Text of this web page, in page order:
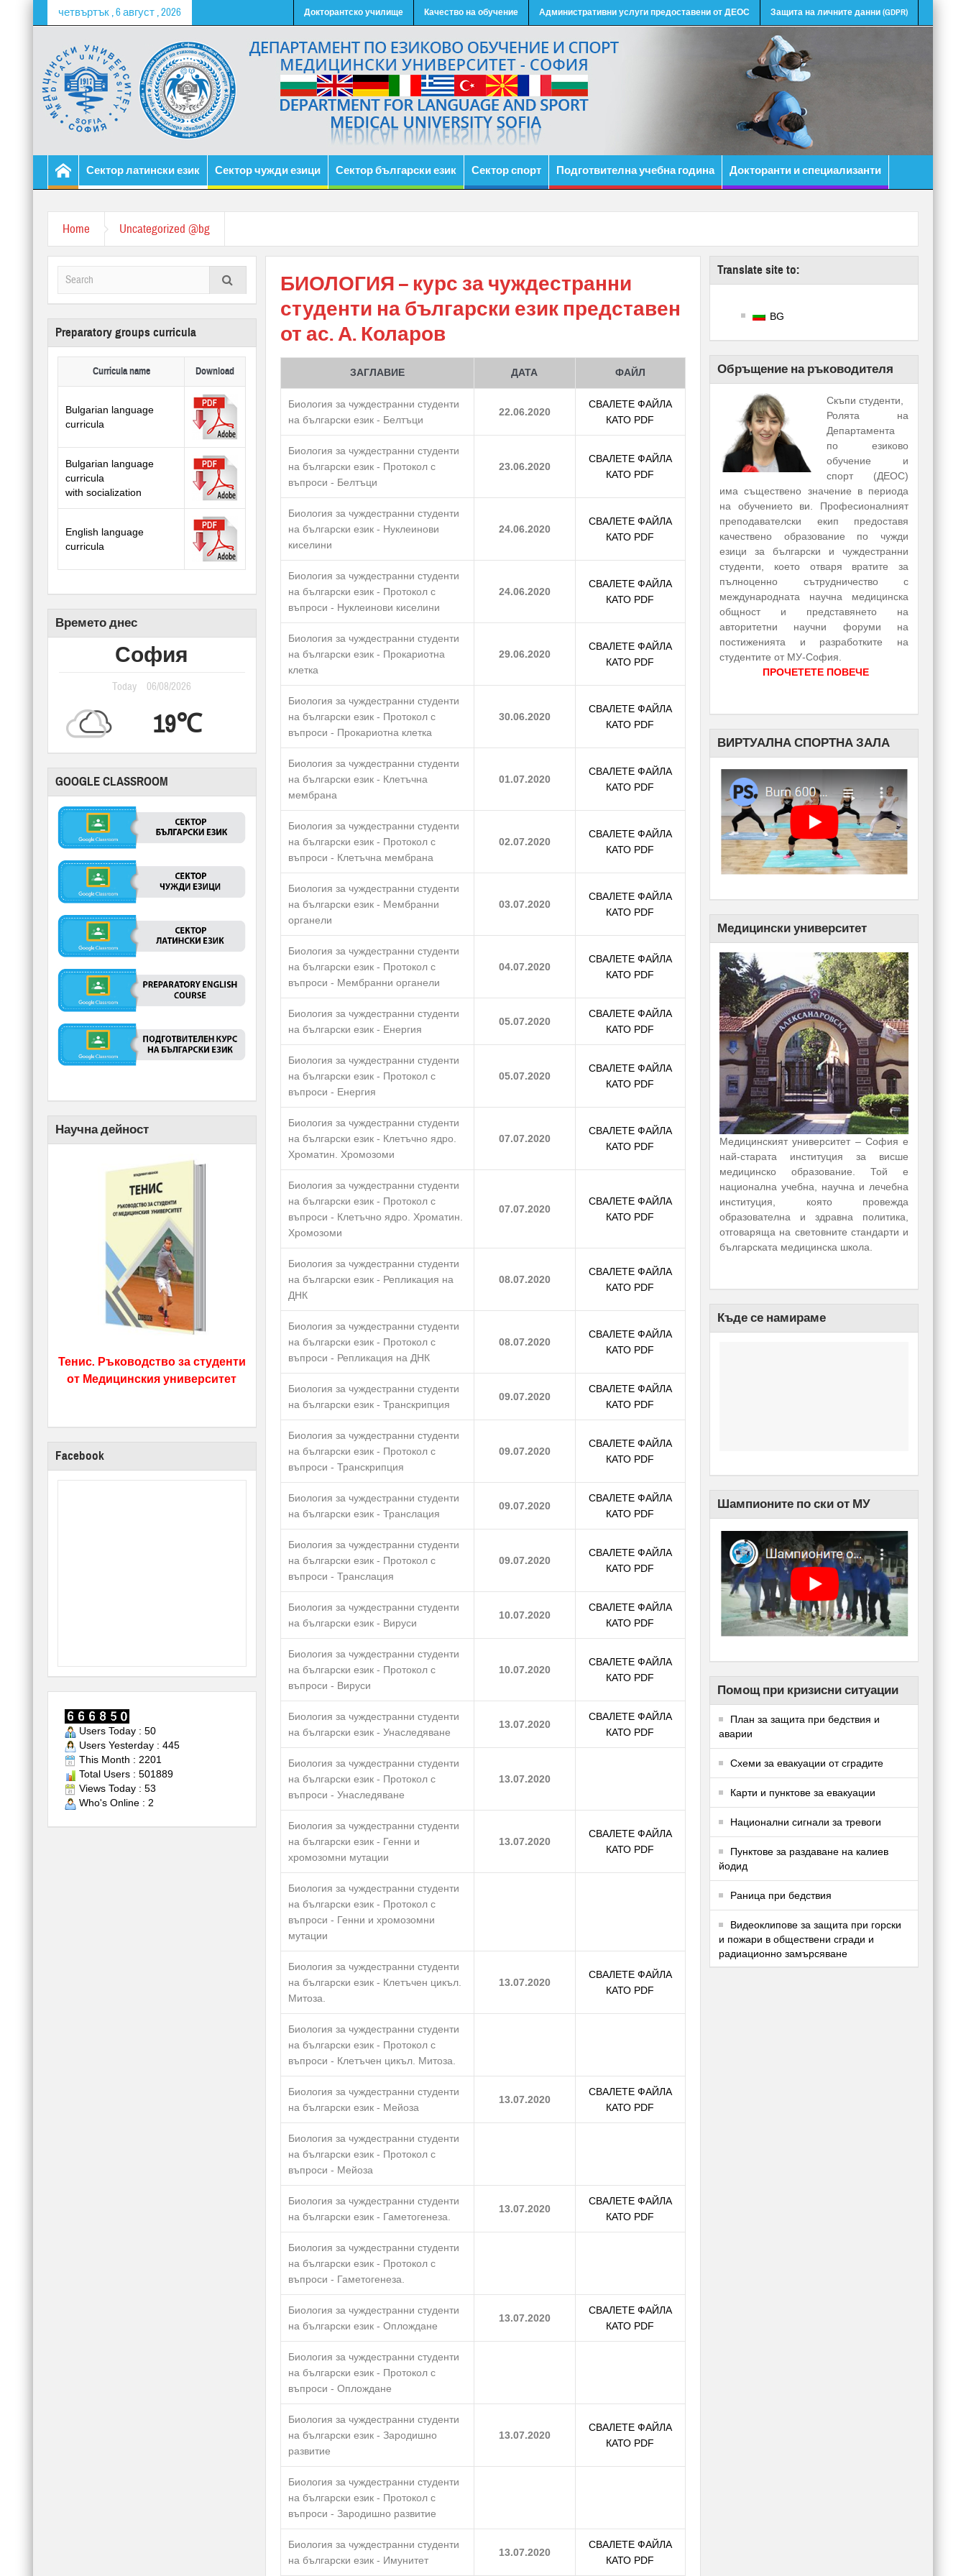
четвъртък , 6 август , 2026 Докторантско училище Качество на обучение Административни услуги предоставени от ДЕОС Защита на личните данни (GDPR)
Сектор латински език Сектор чужди езици Сектор български език Сектор спорт Подготвителна учебна година Докторанти и специализанти
Home Uncategorized @bg
Preparatory groups curricula
Curricula name Download
Bulgarian language
curricula
Bulgarian language
curricula
with socialization
English language
curricula
Времето днес
София
Today 06/08/2026
19℃
GOOGLE CLASSROOM
Научна дейност
Тенис. Ръководство за студенти
от Медицинския университет
Facebook
Users Today : 50
Users Yesterday : 445
This Month : 2201
Total Users : 501889
Views Today : 53
Who's Online : 2
БИОЛОГИЯ – курс за чуждестранни
студенти на български език представен
от ас. А. Коларов
ЗАГЛАВИЕ ДАТА ФАЙЛ
Биология за чуждестранни студенти
на български език - Белтъци
22.06.2020
СВАЛЕТЕ ФАЙЛА
КАТО PDF
Биология за чуждестранни студенти
на български език - Протокол с
въпроси - Белтъци
23.06.2020
СВАЛЕТЕ ФАЙЛА
КАТО PDF
Биология за чуждестранни студенти
на български език - Нуклеинови
киселини
24.06.2020
СВАЛЕТЕ ФАЙЛА
КАТО PDF
Биология за чуждестранни студенти
на български език - Протокол с
въпроси - Нуклеинови киселини
24.06.2020
СВАЛЕТЕ ФАЙЛА
КАТО PDF
Биология за чуждестранни студенти
на български език - Прокариотна
клетка
29.06.2020
СВАЛЕТЕ ФАЙЛА
КАТО PDF
Биология за чуждестранни студенти
на български език - Протокол с
въпроси - Прокариотна клетка
30.06.2020
СВАЛЕТЕ ФАЙЛА
КАТО PDF
Биология за чуждестранни студенти
на български език - Клетъчна
мембрана
01.07.2020
СВАЛЕТЕ ФАЙЛА
КАТО PDF
Биология за чуждестранни студенти
на български език - Протокол с
въпроси - Клетъчна мембрана
02.07.2020
СВАЛЕТЕ ФАЙЛА
КАТО PDF
Биология за чуждестранни студенти
на български език - Мембранни
органели
03.07.2020
СВАЛЕТЕ ФАЙЛА
КАТО PDF
Биология за чуждестранни студенти
на български език - Протокол с
въпроси - Мембранни органели
04.07.2020
СВАЛЕТЕ ФАЙЛА
КАТО PDF
Биология за чуждестранни студенти
на български език - Енергия
05.07.2020
СВАЛЕТЕ ФАЙЛА
КАТО PDF
Биология за чуждестранни студенти
на български език - Протокол с
въпроси - Енергия
05.07.2020
СВАЛЕТЕ ФАЙЛА
КАТО PDF
Биология за чуждестранни студенти
на български език - Клетъчно ядро.
Хроматин. Хромозоми
07.07.2020
СВАЛЕТЕ ФАЙЛА
КАТО PDF
Биология за чуждестранни студенти
на български език - Протокол с
въпроси - Клетъчно ядро. Хроматин.
Хромозоми
07.07.2020
СВАЛЕТЕ ФАЙЛА
КАТО PDF
Биология за чуждестранни студенти
на български език - Репликация на
ДНК
08.07.2020
СВАЛЕТЕ ФАЙЛА
КАТО PDF
Биология за чуждестранни студенти
на български език - Протокол с
въпроси - Репликация на ДНК
08.07.2020
СВАЛЕТЕ ФАЙЛА
КАТО PDF
Биология за чуждестранни студенти
на български език - Транскрипция
09.07.2020
СВАЛЕТЕ ФАЙЛА
КАТО PDF
Биология за чуждестранни студенти
на български език - Протокол с
въпроси - Транскрипция
09.07.2020
СВАЛЕТЕ ФАЙЛА
КАТО PDF
Биология за чуждестранни студенти
на български език - Транслация
09.07.2020
СВАЛЕТЕ ФАЙЛА
КАТО PDF
Биология за чуждестранни студенти
на български език - Протокол с
въпроси - Транслация
09.07.2020
СВАЛЕТЕ ФАЙЛА
КАТО PDF
Биология за чуждестранни студенти
на български език - Вируси
10.07.2020
СВАЛЕТЕ ФАЙЛА
КАТО PDF
Биология за чуждестранни студенти
на български език - Протокол с
въпроси - Вируси
10.07.2020
СВАЛЕТЕ ФАЙЛА
КАТО PDF
Биология за чуждестранни студенти
на български език - Унаследяване
13.07.2020
СВАЛЕТЕ ФАЙЛА
КАТО PDF
Биология за чуждестранни студенти
на български език - Протокол с
въпроси - Унаследяване
13.07.2020
Биология за чуждестранни студенти
на български език - Генни и
хромозомни мутации
13.07.2020
СВАЛЕТЕ ФАЙЛА
КАТО PDF
Биология за чуждестранни студенти
на български език - Протокол с
въпроси - Генни и хромозомни
мутации
Биология за чуждестранни студенти
на български език - Клетъчен цикъл.
Митоза.
13.07.2020
СВАЛЕТЕ ФАЙЛА
КАТО PDF
Биология за чуждестранни студенти
на български език - Протокол с
въпроси - Клетъчен цикъл. Митоза.
Биология за чуждестранни студенти
на български език - Мейоза
13.07.2020
СВАЛЕТЕ ФАЙЛА
КАТО PDF
Биология за чуждестранни студенти
на български език - Протокол с
въпроси - Мейоза
Биология за чуждестранни студенти
на български език - Гаметогенеза.
13.07.2020
СВАЛЕТЕ ФАЙЛА
КАТО PDF
Биология за чуждестранни студенти
на български език - Протокол с
въпроси - Гаметогенеза.
Биология за чуждестранни студенти
на български език - Оплождане
13.07.2020
СВАЛЕТЕ ФАЙЛА
КАТО PDF
Биология за чуждестранни студенти
на български език - Протокол с
въпроси - Оплождане
Биология за чуждестранни студенти
на български език - Зародишно
развитие
13.07.2020
СВАЛЕТЕ ФАЙЛА
КАТО PDF
Биология за чуждестранни студенти
на български език - Протокол с
въпроси - Зародишно развитие
Биология за чуждестранни студенти
на български език - Имунитет
13.07.2020
СВАЛЕТЕ ФАЙЛА
КАТО PDF
Translate site to:
BG
Обръщение на ръководителя
Скъпи студенти,
Ролята на
Департамента
по езиково
обучение и
спорт (ДЕОС)
има съществено значение в периода
на обучението ви. Професионалният
преподавателски екип предоставя
качествено образование по чужди
езици за български и чуждестранни
студенти, което отваря вратите за
пълноценно сътрудничество с
международната научна медицинска
общност и представянето на
авторитетни научни форуми на
постиженията и разработките на
студентите от МУ-София.
ПРОЧЕТЕТЕ ПОВЕЧЕ
ВИРТУАЛНА СПОРТНА ЗАЛА
Медицински университет
Медицинският университет – София е
най-старата институция за висше
медицинско образование. Той е
национална учебна, научна и лечебна
институция, която провежда
образователна и здравна политика,
отговаряща на световните стандарти и
българската медицинска школа.
Къде се намираме
Шампионите по ски от МУ
Помощ при кризисни ситуации
План за защита при бедствия и
аварии
Схеми за евакуации от сградите
Карти и пунктове за евакуации
Национални сигнали за тревоги
Пунктове за раздаване на калиев
йодид
Раница при бедствия
Видеоклипове за защита при горски
и пожари в обществени сгради и
радиационно замърсяване